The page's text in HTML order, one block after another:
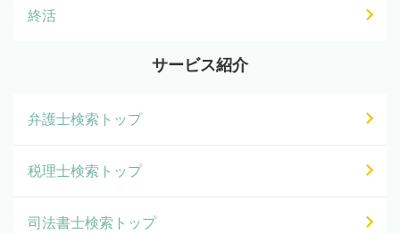
終活
サービス紹介
弁護士検索トップ
税理士検索トップ
司法書士検索トップ